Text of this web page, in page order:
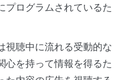
プログラムされているた
視聴中に流れる受動的な
心を持って情報を得るた